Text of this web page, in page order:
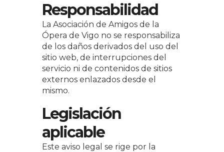
Responsabilidad
La Asociación de Amigos de la
Ópera de Vigo no se responsabiliza
de los daños derivados del uso del
sitio web, de interrupciones del
servicio ni de contenidos de sitios
externos enlazados desde el
mismo.
Legislación
aplicable
Este aviso legal se rige por la